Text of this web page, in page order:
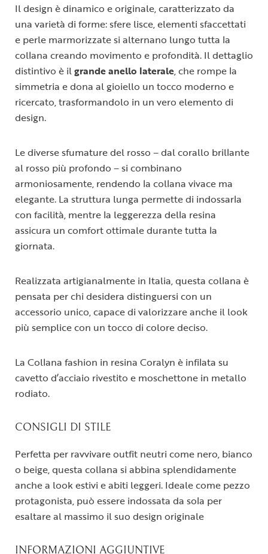
Il design è dinamico e originale, caratterizzato da
una varietà di forme: sfere lisce, elementi sfaccettati
e perle marmorizzate si alternano lungo tutta la
collana creando movimento e profondità. Il dettaglio
distintivo è ilgrande anello laterale, che rompe la
simmetria e dona al gioiello un tocco moderno e
ricercato, trasformandolo in un vero elemento di
design.
Le diverse sfumature del rosso – dal corallo brillante
al rosso più profondo – si combinano
armoniosamente, rendendo la collana vivace ma
elegante. La struttura lunga permette di indossarla
con facilità, mentre la leggerezza della resina
assicura un comfort ottimale durante tutta la
giornata.
Realizzata artigianalmente in Italia, questa collana è
pensata per chi desidera distinguersi con un
accessorio unico, capace di valorizzare anche il look
più semplice con un tocco di colore deciso.
La Collana fashion in resina Coralyn è infilata su
cavetto d’acciaio rivestito e moschettone in metallo
rodiato.
CONSIGLI DI STILE
Perfetta per ravvivare outfit neutri come nero, bianco
o beige, questa collana si abbina splendidamente
anche a look estivi e abiti leggeri. Ideale come pezzo
protagonista, può essere indossata da sola per
esaltare al massimo il suo design originale
INFORMAZIONI AGGIUNTIVE